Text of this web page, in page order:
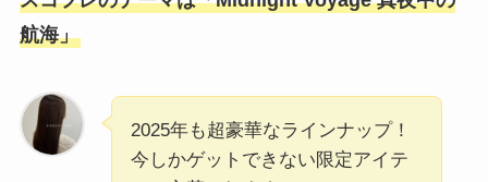
航海」
2025年も超豪華なラインナップ！
今しかゲットできない限定アイテ